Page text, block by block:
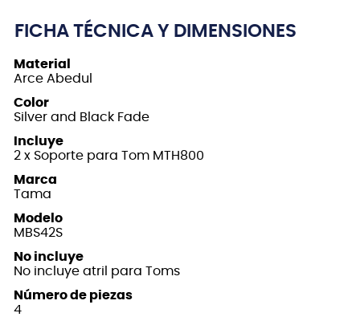
FICHA TÉCNICA Y DIMENSIONES
Material
Arce Abedul
Color
Silver and Black Fade
Incluye
2 x Soporte para Tom MTH800
Marca
Tama
Modelo
MBS42S
No incluye
No incluye atril para Toms
Número de piezas
4